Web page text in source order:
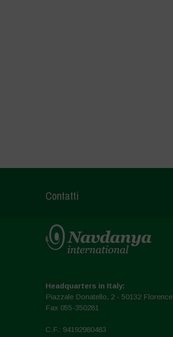
Contatti
Headquarters in Italy:
Piazzale Donatello, 2 - 50132 Florence
Fax 055-350281
C.F.: 94192980483